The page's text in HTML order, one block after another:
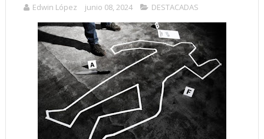
Edwin López junio 08, 2024 DESTACADAS